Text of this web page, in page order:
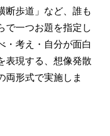
断歩道」など、誰も
で一つお題を指定し
・考え・自分が面白
表現する、想像発散
両形式で実施しま